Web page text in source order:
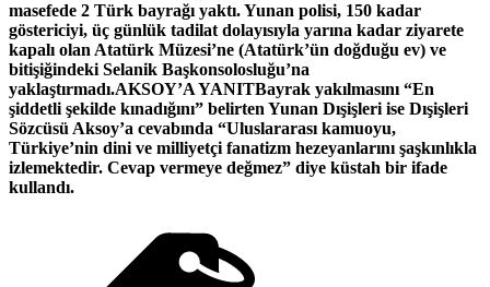
masefede 2 Türk bayrağı yaktı. Yunan polisi, 150 kadar
göstericiyi, üç günlük tadilat dolayısıyla yarına kadar ziyarete
kapalı olan Atatürk Müzesi’ne (Atatürk’ün doğduğu ev) ve
bitişiğindeki Selanik Başkonsolosluğu’na
yaklaştırmadı.AKSOY’A YANITBayrak yakılmasını “En
şiddetli şekilde kınadığını” belirten Yunan Dışişleri ise Dışişleri
Sözcüsü Aksoy’a cevabında “Uluslararası kamuoyu,
Türkiye’nin dini ve milliyetçi fanatizm hezeyanlarını şaşkınlıkla
izlemektedir. Cevap vermeye değmez” diye küstah bir ifade
kullandı.